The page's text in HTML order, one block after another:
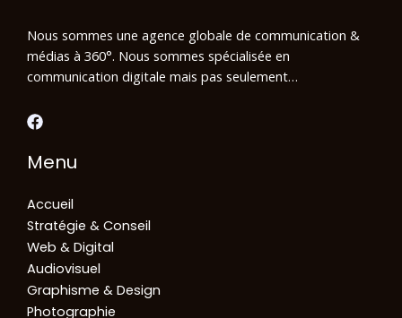
Nous sommes une agence globale de communication &
médias à 360°. Nous sommes spécialisée en
communication digitale mais pas seulement…
Menu
Accueil
Stratégie & Conseil
Web & Digital
Audiovisuel
Graphisme & Design
Photographie